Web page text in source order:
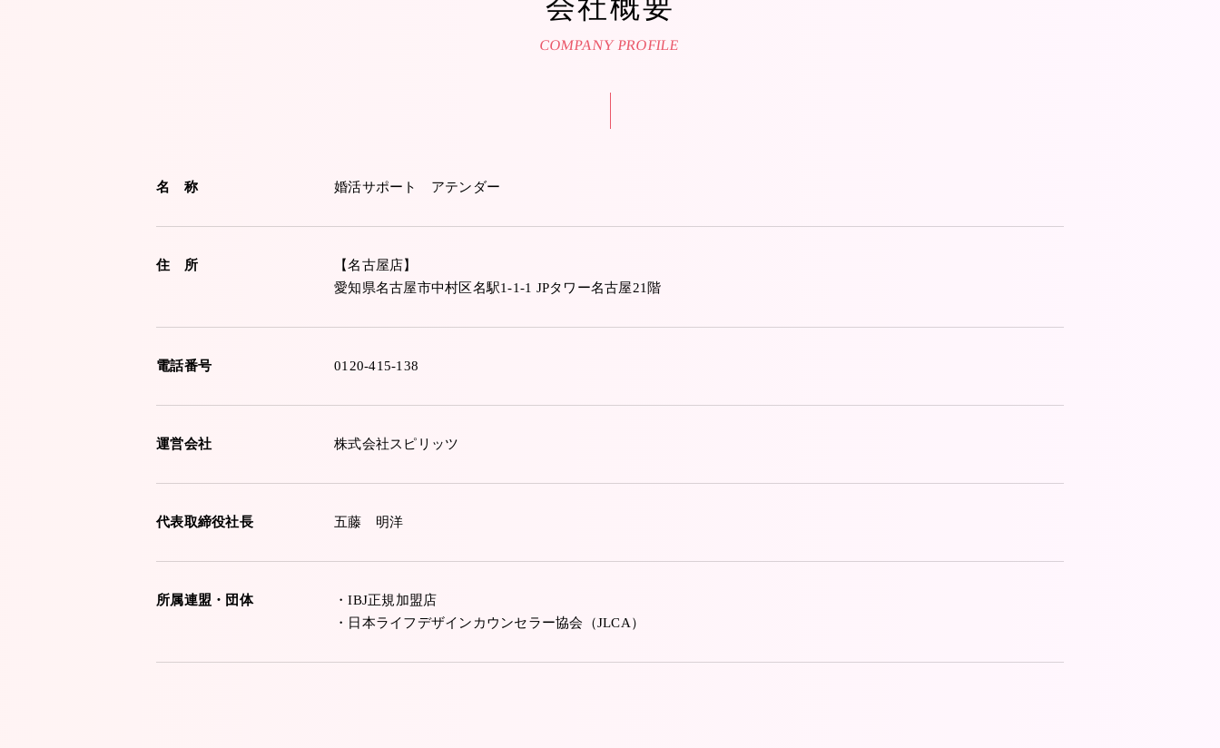
会社概要
COMPANY PROFILE
名 称 婚活サポート アテンダー
住 所
【名古屋店】
愛知県名古屋市中村区名駅1-1-1 JPタワー名古屋21階
電話番号 0120-415-138
運営会社 株式会社スピリッツ
代表取締役社長 五藤 明洋
所属連盟・団体
・IBJ正規加盟店
・日本ライフデザインカウンセラー協会（JLCA）